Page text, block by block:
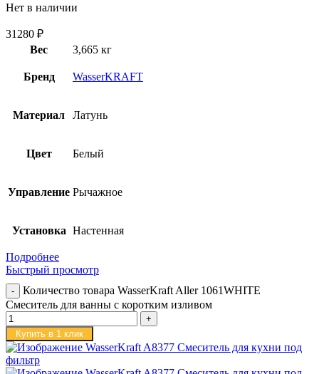
Нет в наличии
31280 ₽
Вес
3,665 кг
Бренд WasserKRAFT
Материал Латунь
Цвет Белый
Управление Рычажное
Установка Настенная
Подробнее
Быстрый просмотр
Количество товара WasserKraft Aller 1061WHITE
Смеситель для ванны с коротким изливом
Купить в 1 клик